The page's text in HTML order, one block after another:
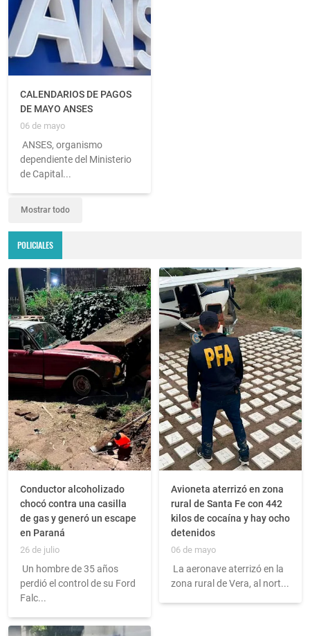
CALENDARIOS DE PAGOS
DE MAYO ANSES
06 de mayo
ANSES, organismo
dependiente del Ministerio
de Capital...
Mostrar todo
POLICIALES
Conductor alcoholizado
chocó contra una casilla
de gas y generó un escape
en Paraná
26 de julio
Un hombre de 35 años
perdió el control de su Ford
Falc...
Avioneta aterrizó en zona
rural de Santa Fe con 442
kilos de cocaína y hay ocho
detenidos
06 de mayo
La aeronave aterrizó en la
zona rural de Vera, al nort...